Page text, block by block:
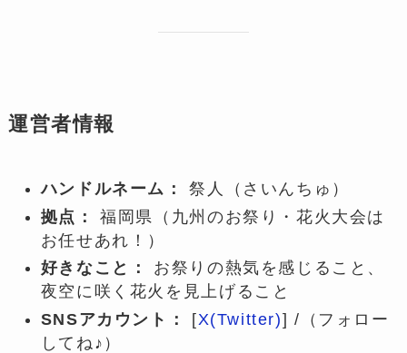
運営者情報
ハンドルネーム：
祭人（さいんちゅ）
拠点：
福岡県（九州のお祭り・花火大会は
お任せあれ！）
好きなこと：
お祭りの熱気を感じること、
夜空に咲く花火を見上げること
SNSアカウント：
[X(Twitter)] /（フォロー
してね♪）